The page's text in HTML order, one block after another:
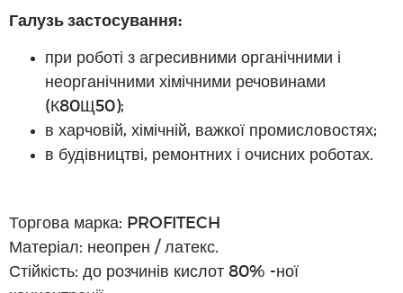
Галузь застосування:
при роботі з агресивними органічними і
неорганічними хімічними речовинами
(К80Щ50);
в харчовій, хімічній, важкої промисловостях;
в будівництві, ремонтних і очисних роботах.
Торгова марка: PROFITECH
Матеріал: неопрен / латекс.
Стійкість: до розчинів кислот 80% -ної